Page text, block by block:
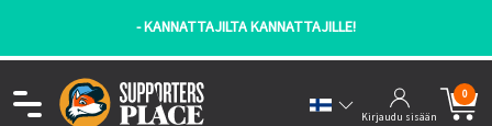
- KANNATTAJILTA KANNATTAJILLE!
Kirjaudu sisään
0